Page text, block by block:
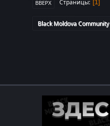
ВВЕРХ Страницы 1
Black Moldova Community